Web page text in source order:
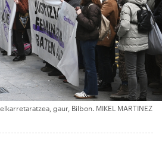
gaur, Bilbon. MIKEL MARTINEZ